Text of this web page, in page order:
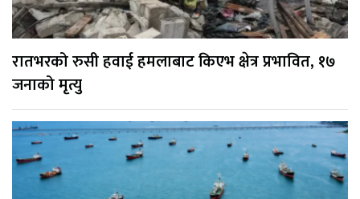
रातभरको रुसी हवाई हमलाबाट किएभ क्षेत्र प्रभावित, १७
जनाको मृत्यु